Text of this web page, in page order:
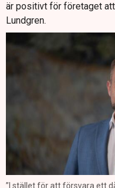
är positivt för företaget
Lundgren.
”I stället för att försvara ett